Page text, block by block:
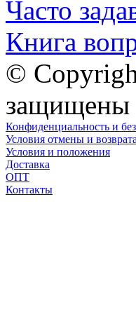
Часто
Книга
©
защищены
Конфиденциальность и
Условия отмены и возврата
Условия и положения
Доставка
ОПТ
Контакты